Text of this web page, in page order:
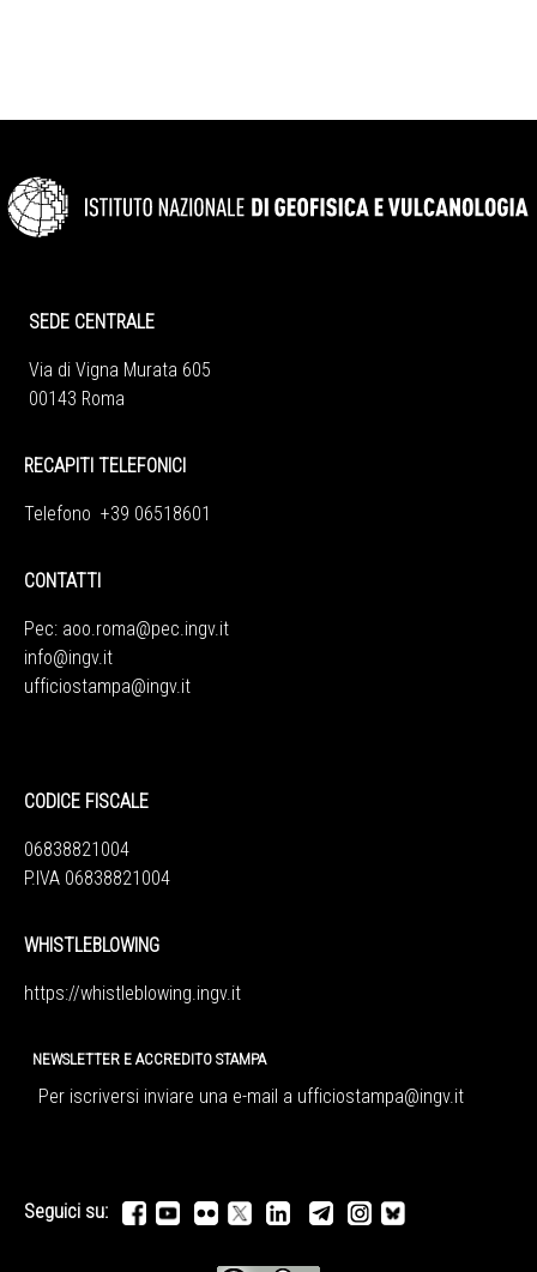
SEDE CENTRALE
Via di Vigna Murata 605
00143 Roma
RECAPITI TELEFONICI
Telefono +39 06518601
CONTATTI
Pec: aoo.roma@pec.ingv.it
info@ingv.it
ufficiostampa@ingv.it
CODICE FISCALE
06838821004
P.IVA 06838821004
WHISTLEBLOWING
https://whistleblowing.ingv. it
NEWSLETTER E ACCREDITO STAMPA
Per iscriversi inviare una e-mail a ufficiostampa@ingv.it
Seguici su: